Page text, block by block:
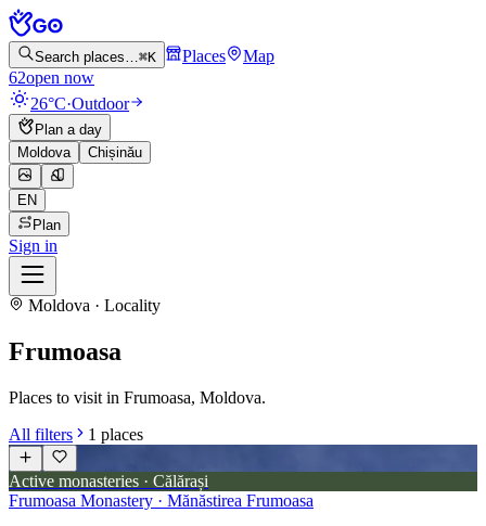
Search places…⌘K Places
Map
62open now
26°C·Outdoor
Plan a day
Moldova
Chișinău
EN
Plan
Sign in
Moldova · Locality
Frumoasa
Places to visit in Frumoasa, Moldova.
All filters
1 places
Active monasteries · Călărași
Frumoasa Monastery · Mănăstirea Frumoasa